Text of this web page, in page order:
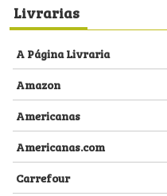
Livrarias
A Página Livraria
Amazon
Americanas
Americanas.com
Carrefour